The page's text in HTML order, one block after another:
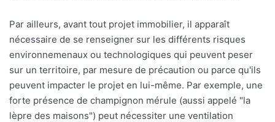
Par ailleurs, avant tout projet immobilier, il apparaît
nécessaire de se renseigner sur les différents risques
environnemenaux ou technologiques qui peuvent peser
sur un territoire, par mesure de précaution ou parce qu'ils
peuvent impacter le projet en lui-même. Par exemple, une
forte présence de champignon mérule (aussi appelé "la
lèpre des maisons") peut nécessiter une ventilation